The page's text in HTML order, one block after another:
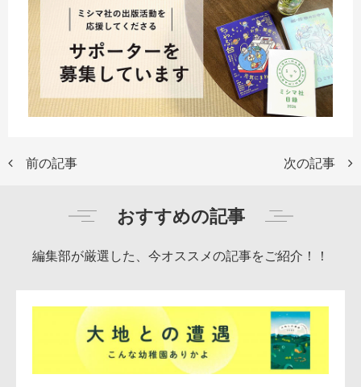
前の記事 次の記事
おすすめの記事
編集部が厳選した、今オススメの記事をご紹介！！